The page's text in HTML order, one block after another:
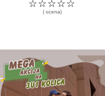
☆
☆
☆
☆
☆
( ocena)